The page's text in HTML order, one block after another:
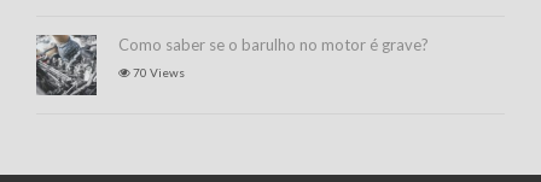
Como saber se o barulho no motor é grave?
70 Views